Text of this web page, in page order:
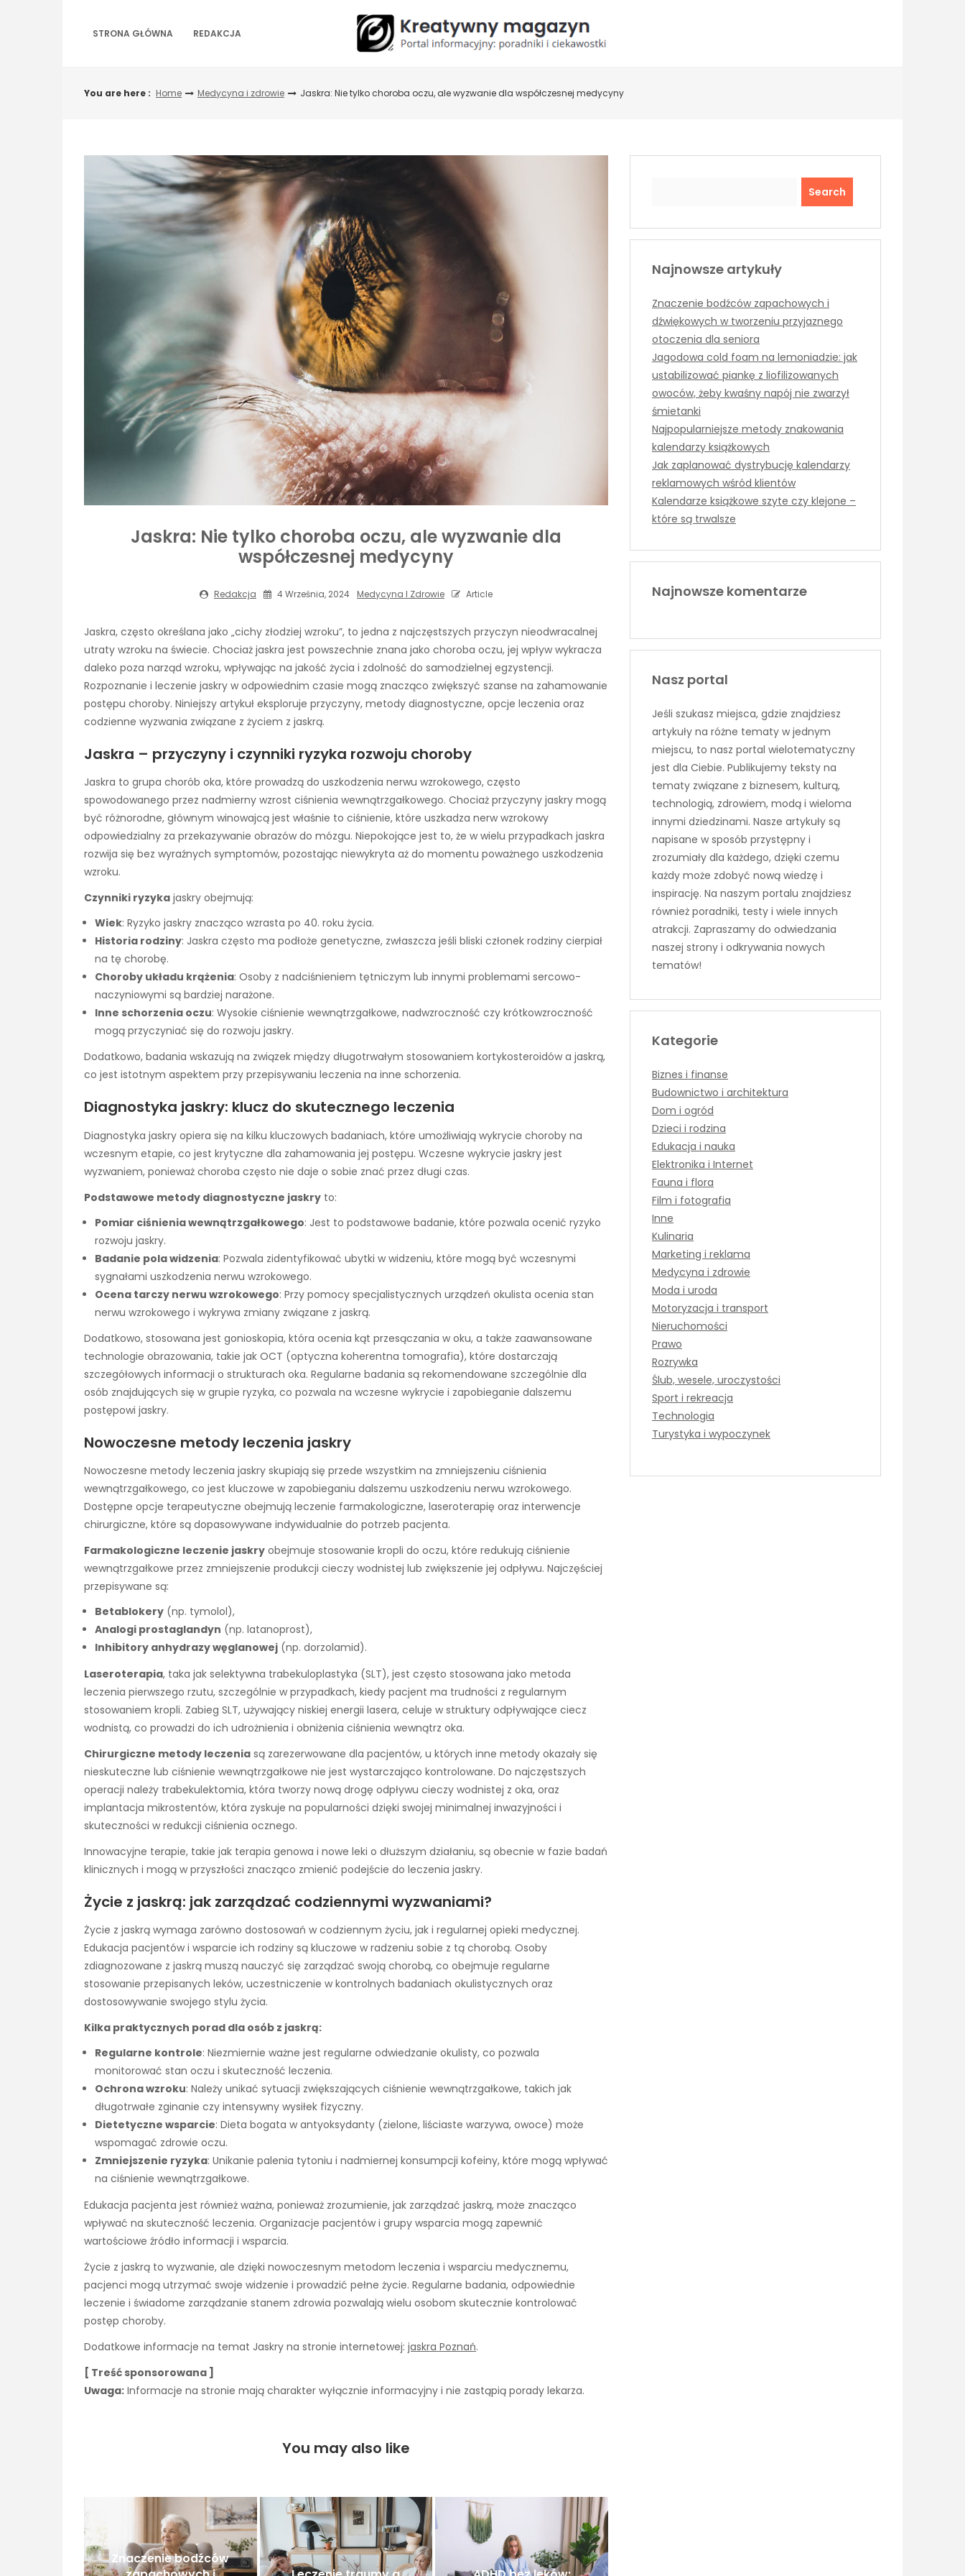
STRONA GŁÓWNA REDAKCJA
You are here : Home Medycyna i zdrowie Jaskra: Nie tylko choroba oczu, ale wyzwanie dla współczesnej medycyny
Jaskra: Nie tylko choroba oczu, ale wyzwanie dla
współczesnej medycyny
Redakcja 4 Września, 2024 Medycyna I Zdrowie Article
Jaskra, często określana jako „cichy złodziej wzroku”, to jedna z najczęstszych przyczyn nieodwracalnej
utraty wzroku na świecie. Chociaż jaskra jest powszechnie znana jako choroba oczu, jej wpływ wykracza
daleko poza narząd wzroku, wpływając na jakość życia i zdolność do samodzielnej egzystencji.
Rozpoznanie i leczenie jaskry w odpowiednim czasie mogą znacząco zwiększyć szanse na zahamowanie
postępu choroby. Niniejszy artykuł eksploruje przyczyny, metody diagnostyczne, opcje leczenia oraz
codzienne wyzwania związane z życiem z jaskrą.
Jaskra – przyczyny i czynniki ryzyka rozwoju choroby
Jaskra to grupa chorób oka, które prowadzą do uszkodzenia nerwu wzrokowego, często
spowodowanego przez nadmierny wzrost ciśnienia wewnątrzgałkowego. Chociaż przyczyny jaskry mogą
być różnorodne, głównym winowajcą jest właśnie to ciśnienie, które uszkadza nerw wzrokowy
odpowiedzialny za przekazywanie obrazów do mózgu. Niepokojące jest to, że w wielu przypadkach jaskra
rozwija się bez wyraźnych symptomów, pozostając niewykryta aż do momentu poważnego uszkodzenia
wzroku.
Czynniki ryzyka jaskry obejmują:
Wiek: Ryzyko jaskry znacząco wzrasta po 40. roku życia.
Historia rodziny: Jaskra często ma podłoże genetyczne, zwłaszcza jeśli bliski członek rodziny cierpiał
na tę chorobę.
Choroby układu krążenia: Osoby z nadciśnieniem tętniczym lub innymi problemami sercowo-
naczyniowymi są bardziej narażone.
Inne schorzenia oczu: Wysokie ciśnienie wewnątrzgałkowe, nadwzroczność czy krótkowzroczność
mogą przyczyniać się do rozwoju jaskry.
Dodatkowo, badania wskazują na związek między długotrwałym stosowaniem kortykosteroidów a jaskrą,
co jest istotnym aspektem przy przepisywaniu leczenia na inne schorzenia.
Diagnostyka jaskry: klucz do skutecznego leczenia
Diagnostyka jaskry opiera się na kilku kluczowych badaniach, które umożliwiają wykrycie choroby na
wczesnym etapie, co jest krytyczne dla zahamowania jej postępu. Wczesne wykrycie jaskry jest
wyzwaniem, ponieważ choroba często nie daje o sobie znać przez długi czas.
Podstawowe metody diagnostyczne jaskry to:
Pomiar ciśnienia wewnątrzgałkowego: Jest to podstawowe badanie, które pozwala ocenić ryzyko
rozwoju jaskry.
Badanie pola widzenia: Pozwala zidentyfikować ubytki w widzeniu, które mogą być wczesnymi
sygnałami uszkodzenia nerwu wzrokowego.
Ocena tarczy nerwu wzrokowego: Przy pomocy specjalistycznych urządzeń okulista ocenia stan
nerwu wzrokowego i wykrywa zmiany związane z jaskrą.
Dodatkowo, stosowana jest gonioskopia, która ocenia kąt przesączania w oku, a także zaawansowane
technologie obrazowania, takie jak OCT (optyczna koherentna tomografia), które dostarczają
szczegółowych informacji o strukturach oka. Regularne badania są rekomendowane szczególnie dla
osób znajdujących się w grupie ryzyka, co pozwala na wczesne wykrycie i zapobieganie dalszemu
postępowi jaskry.
Nowoczesne metody leczenia jaskry
Nowoczesne metody leczenia jaskry skupiają się przede wszystkim na zmniejszeniu ciśnienia
wewnątrzgałkowego, co jest kluczowe w zapobieganiu dalszemu uszkodzeniu nerwu wzrokowego.
Dostępne opcje terapeutyczne obejmują leczenie farmakologiczne, laseroterapię oraz interwencje
chirurgiczne, które są dopasowywane indywidualnie do potrzeb pacjenta.
Farmakologiczne leczenie jaskry obejmuje stosowanie kropli do oczu, które redukują ciśnienie
wewnątrzgałkowe przez zmniejszenie produkcji cieczy wodnistej lub zwiększenie jej odpływu. Najczęściej
przepisywane są:
Betablokery (np. tymolol),
Analogi prostaglandyn (np. latanoprost),
Inhibitory anhydrazy węglanowej (np. dorzolamid).
Laseroterapia, taka jak selektywna trabekuloplastyka (SLT), jest często stosowana jako metoda
leczenia pierwszego rzutu, szczególnie w przypadkach, kiedy pacjent ma trudności z regularnym
stosowaniem kropli. Zabieg SLT, używający niskiej energii lasera, celuje w struktury odpływające ciecz
wodnistą, co prowadzi do ich udrożnienia i obniżenia ciśnienia wewnątrz oka.
Chirurgiczne metody leczenia są zarezerwowane dla pacjentów, u których inne metody okazały się
nieskuteczne lub ciśnienie wewnątrzgałkowe nie jest wystarczająco kontrolowane. Do najczęstszych
operacji należy trabekulektomia, która tworzy nową drogę odpływu cieczy wodnistej z oka, oraz
implantacja mikrostentów, która zyskuje na popularności dzięki swojej minimalnej inwazyjności i
skuteczności w redukcji ciśnienia ocznego.
Innowacyjne terapie, takie jak terapia genowa i nowe leki o dłuższym działaniu, są obecnie w fazie badań
klinicznych i mogą w przyszłości znacząco zmienić podejście do leczenia jaskry.
Życie z jaskrą: jak zarządzać codziennymi wyzwaniami?
Życie z jaskrą wymaga zarówno dostosowań w codziennym życiu, jak i regularnej opieki medycznej.
Edukacja pacjentów i wsparcie ich rodziny są kluczowe w radzeniu sobie z tą chorobą. Osoby
zdiagnozowane z jaskrą muszą nauczyć się zarządzać swoją chorobą, co obejmuje regularne
stosowanie przepisanych leków, uczestniczenie w kontrolnych badaniach okulistycznych oraz
dostosowywanie swojego stylu życia.
Kilka praktycznych porad dla osób z jaskrą:
Regularne kontrole: Niezmiernie ważne jest regularne odwiedzanie okulisty, co pozwala
monitorować stan oczu i skuteczność leczenia.
Ochrona wzroku: Należy unikać sytuacji zwiększających ciśnienie wewnątrzgałkowe, takich jak
długotrwałe zginanie czy intensywny wysiłek fizyczny.
Dietetyczne wsparcie: Dieta bogata w antyoksydanty (zielone, liściaste warzywa, owoce) może
wspomagać zdrowie oczu.
Zmniejszenie ryzyka: Unikanie palenia tytoniu i nadmiernej konsumpcji kofeiny, które mogą wpływać
na ciśnienie wewnątrzgałkowe.
Edukacja pacjenta jest również ważna, ponieważ zrozumienie, jak zarządzać jaskrą, może znacząco
wpływać na skuteczność leczenia. Organizacje pacjentów i grupy wsparcia mogą zapewnić
wartościowe źródło informacji i wsparcia.
Życie z jaskrą to wyzwanie, ale dzięki nowoczesnym metodom leczenia i wsparciu medycznemu,
pacjenci mogą utrzymać swoje widzenie i prowadzić pełne życie. Regularne badania, odpowiednie
leczenie i świadome zarządzanie stanem zdrowia pozwalają wielu osobom skutecznie kontrolować
postęp choroby.
Dodatkowe informacje na temat Jaskry na stronie internetowej: jaskra Poznań.
[ Treść sponsorowana ]
Uwaga: Informacje na stronie mają charakter wyłącznie informacyjny i nie zastąpią porady lekarza.
You may also like
Znaczenie bodźców
Najnowsze artykuły
Znaczenie bodźców zapachowych i
dźwiękowych w tworzeniu przyjaznego
otoczenia dla seniora
Jagodowa cold foam na lemoniadzie: jak
ustabilizować piankę z liofilizowanych
owoców, żeby kwaśny napój nie zwarzył
śmietanki
Najpopularniejsze metody znakowania
kalendarzy książkowych
Jak zaplanować dystrybucję kalendarzy
reklamowych wśród klientów
Kalendarze książkowe szyte czy klejone –
które są trwalsze
Najnowsze komentarze
Nasz portal
Jeśli szukasz miejsca, gdzie znajdziesz
artykuły na różne tematy w jednym
miejscu, to nasz portal wielotematyczny
jest dla Ciebie. Publikujemy teksty na
tematy związane z biznesem, kulturą,
technologią, zdrowiem, modą i wieloma
innymi dziedzinami. Nasze artykuły są
napisane w sposób przystępny i
zrozumiały dla każdego, dzięki czemu
każdy może zdobyć nową wiedzę i
inspirację. Na naszym portalu znajdziesz
również poradniki, testy i wiele innych
atrakcji. Zapraszamy do odwiedzania
naszej strony i odkrywania nowych
tematów!
Kategorie
Biznes i finanse
Budownictwo i architektura
Dom i ogród
Dzieci i rodzina
Edukacja i nauka
Elektronika i Internet
Fauna i flora
Film i fotografia
Inne
Kulinaria
Marketing i reklama
Medycyna i zdrowie
Moda i uroda
Motoryzacja i transport
Nieruchomości
Prawo
Rozrywka
Ślub, wesele, uroczystości
Sport i rekreacja
Technologia
Turystyka i wypoczynek